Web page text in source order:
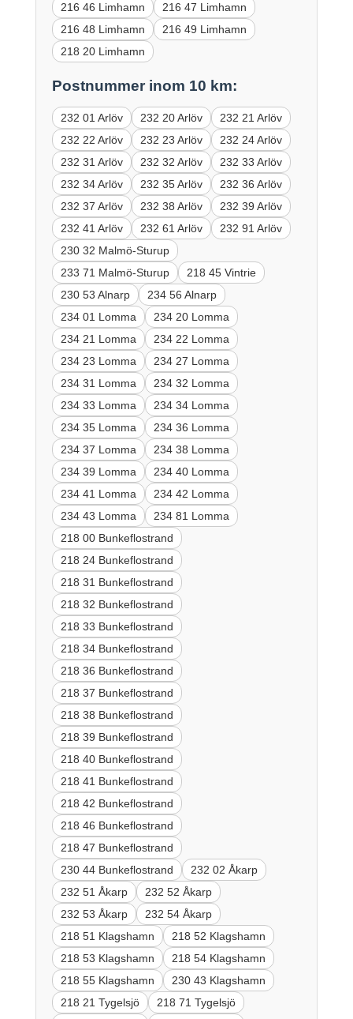
216 46 Limhamn
216 47 Limhamn
216 48 Limhamn
216 49 Limhamn
218 20 Limhamn
Postnummer inom 10 km:
232 01 Arlöv 232 20 Arlöv
232 21 Arlöv
232 22 Arlöv
232 23 Arlöv
232 24 Arlöv
232 31 Arlöv
232 32 Arlöv
232 33 Arlöv
232 34 Arlöv
232 35 Arlöv
232 36 Arlöv
232 37 Arlöv
232 38 Arlöv
232 39 Arlöv
232 41 Arlöv
232 61 Arlöv
232 91 Arlöv
230 32 Malmö-Sturup
233 71 Malmö-Sturup
218 45 Vintrie
230 53 Alnarp
234 56 Alnarp
234 01 Lomma
234 20 Lomma
234 21 Lomma
234 22 Lomma
234 23 Lomma
234 27 Lomma
234 31 Lomma
234 32 Lomma
234 33 Lomma
234 34 Lomma
234 35 Lomma
234 36 Lomma
234 37 Lomma
234 38 Lomma
234 39 Lomma
234 40 Lomma
234 41 Lomma
234 42 Lomma
234 43 Lomma
234 81 Lomma
218 00 Bunkeflostrand
218 24 Bunkeflostrand
218 31 Bunkeflostrand
218 32 Bunkeflostrand
218 33 Bunkeflostrand
218 34 Bunkeflostrand
218 36 Bunkeflostrand
218 37 Bunkeflostrand
218 38 Bunkeflostrand
218 39 Bunkeflostrand
218 40 Bunkeflostrand
218 41 Bunkeflostrand
218 42 Bunkeflostrand
218 46 Bunkeflostrand
218 47 Bunkeflostrand
230 44 Bunkeflostrand
232 02 Åkarp
232 51 Åkarp
232 52 Åkarp
232 53 Åkarp
232 54 Åkarp
218 51 Klagshamn
218 52 Klagshamn
218 53 Klagshamn
218 54 Klagshamn
218 55 Klagshamn
230 43 Klagshamn
218 21 Tygelsjö
218 71 Tygelsjö